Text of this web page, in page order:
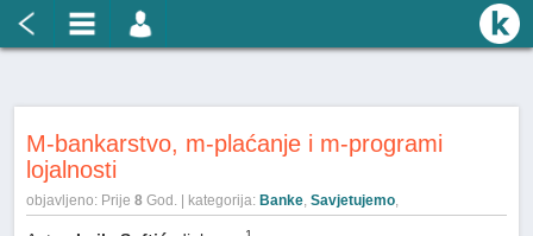
M-bankarstvo, m-plaćanje i m-programi
lojalnosti
objavljeno: Prije8 God. | kategorija: Banke,Savjetujemo,